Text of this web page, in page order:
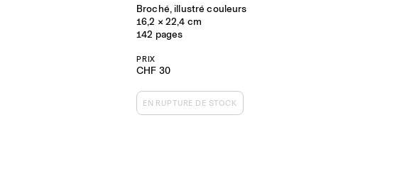
Broché, illustré couleurs
16,2 × 22,4 cm
142 pages
PRIX
CHF 30
EN RUPTURE DE STOCK